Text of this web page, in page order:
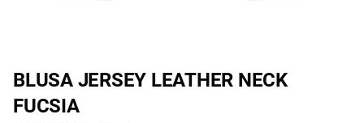
BLUSA JERSEY LEATHER NECK
FUCSIA